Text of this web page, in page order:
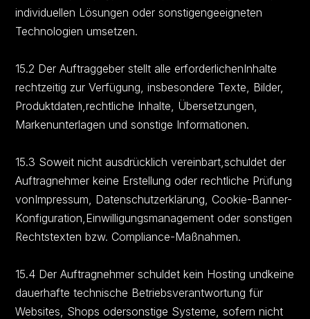
individuellen Lösungen oder sonstigengeeigneten
Technologien umsetzen.
15.2 Der Auftraggeber stellt alle erforderlichenInhalte
rechtzeitig zur Verfügung, insbesondere Texte, Bilder,
Produktdaten,rechtliche Inhalte, Übersetzungen,
Markenunterlagen und sonstige Informationen.
15.3 Soweit nicht ausdrücklich vereinbart,schuldet der
Auftragnehmer keine Erstellung oder rechtliche Prüfung
vonImpressum, Datenschutzerklärung, Cookie-Banner-
Konfiguration,Einwilligungsmanagement oder sonstigen
Rechtstexten bzw. Compliance-Maßnahmen.
15.4 Der Auftragnehmer schuldet kein Hosting undkeine
dauerhafte technische Betriebsverantwortung für
Websites, Shops odersonstige Systeme, sofern nicht